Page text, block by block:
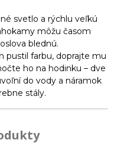
svetlo a rýchlu veľkú
môžu časom
blednú.
pustil farbu, doprajte mu
ho na hodinku – dve
do vody a náramok
stály.